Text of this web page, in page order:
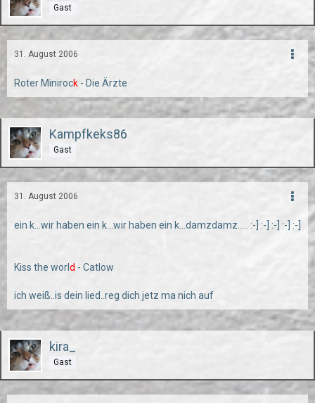
Gast
31. August 2006
Roter Minirock - Die Ärzte
Kampfkeks86
Gast
31. August 2006
ein k...wir haben ein k...wir haben ein k...damzdamz..... :-] :-] :-] :-] :-]
Kiss the world - Catlow
ich weiß..is dein lied..reg dich jetz ma nich auf
kira_
Gast